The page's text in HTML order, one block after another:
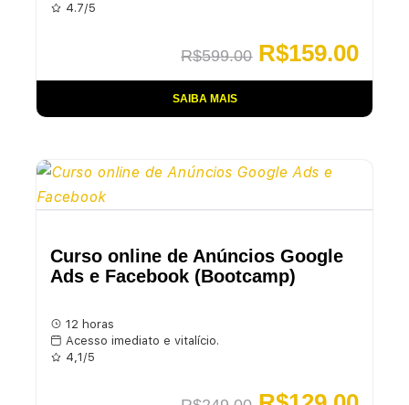
4.7/5
R$599.00 R$159.00
SAIBA MAIS
Curso online de Anúncios Google
Ads e Facebook (Bootcamp)
12 horas
Acesso imediato e vitalício.
4,1/5